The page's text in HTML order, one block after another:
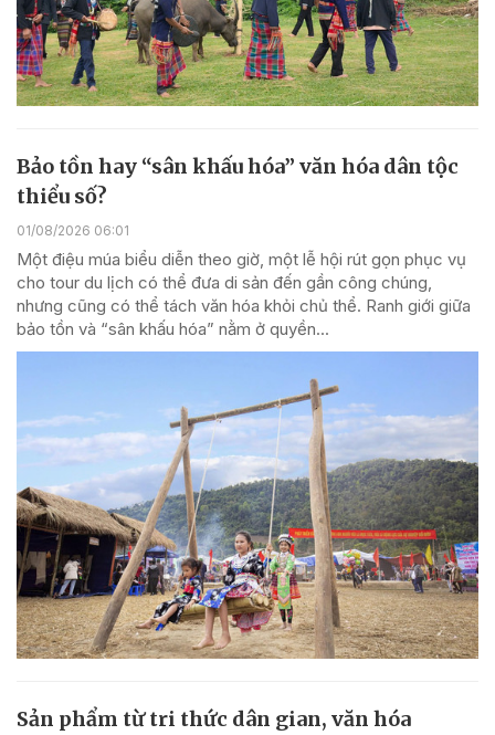
Bảo tồn hay “sân khấu hóa” văn hóa dân tộc
thiểu số?
01/08/2026 06:01
Một điệu múa biểu diễn theo giờ, một lễ hội rút gọn phục vụ
cho tour du lịch có thể đưa di sản đến gần công chúng,
nhưng cũng có thể tách văn hóa khỏi chủ thể. Ranh giới giữa
bảo tồn và “sân khấu hóa” nằm ở quyền...
Sản phẩm từ tri thức dân gian, văn hóa